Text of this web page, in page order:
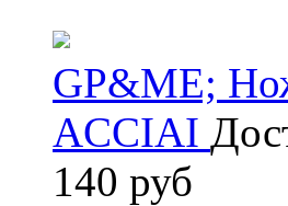
GP&ME;
ACCIAI
140 руб